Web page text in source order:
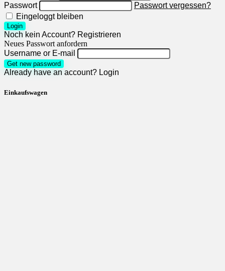
Passwort
Passwort vergessen?
Eingeloggt bleiben
Login
Noch kein Account? Registrieren
Neues Passwort anfordern
Username or E-mail
Get new password
Already have an account? Login
Einkaufswagen